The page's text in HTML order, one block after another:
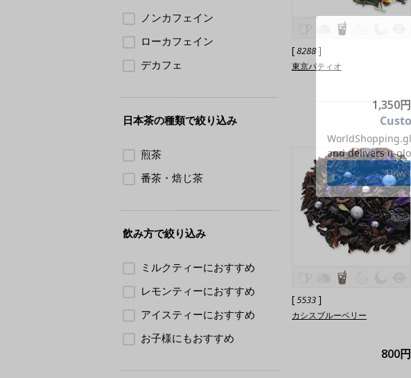
[8288]
東京パティオ
1,350円
[5533]
カシスブルーベリー
800円
ノンカフェイン
ローカフェイン
デカフェ
日本茶の種類で絞り込み
煎茶
番茶・焙じ茶
飲み方で絞り込み
ミルクティーにおすすめ
レモンティーにおすすめ
アイスティーにおすすめ
お子様にもおすすめ